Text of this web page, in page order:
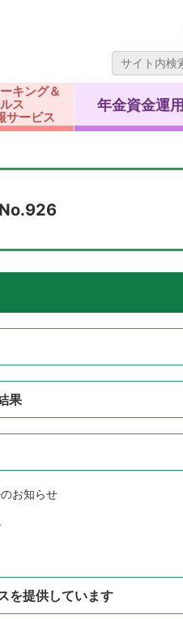
キング＆
ス
サービス
年金資金運用
果
お知らせ
を提供しています